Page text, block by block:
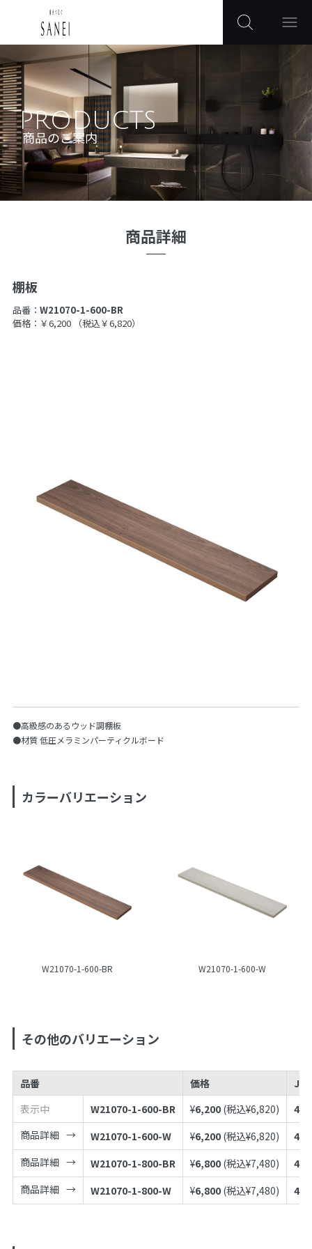
PRODUCTS
商品のご案内
商品詳細
棚板
品番： W21070-1-600-BR
価格：￥6,200
（税込￥6,820）
●高級感のあるウッド調棚板
●材質 低圧メラミンパーティクルボード
カラーバリエーション
W21070-1-600-BR W21070-1-600-W
その他のバリエーション
品番 価格
表示中
W21070-1-600-BR ¥6,200 (税込¥6,820)
商品詳細
W21070-1-600-W ¥6,200 (税込¥6,820)
商品詳細
W21070-1-800-BR ¥6,800 (税込¥7,480)
商品詳細
W21070-1-800-W ¥6,800 (税込¥7,480)